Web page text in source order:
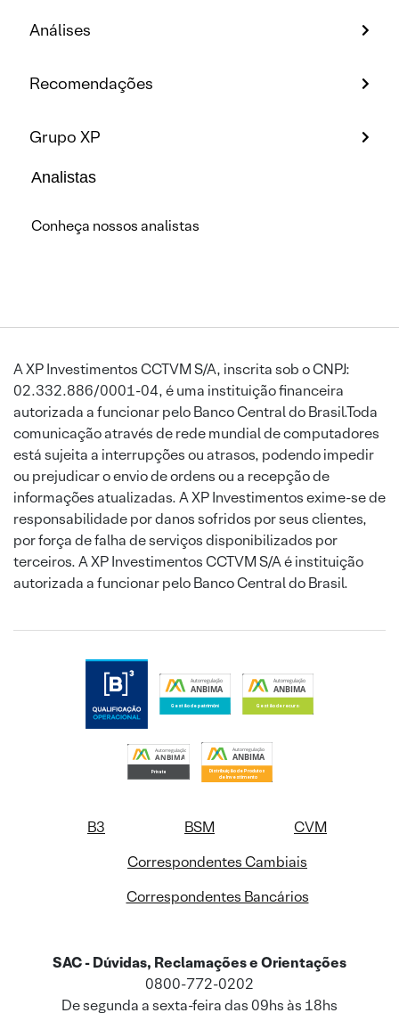
Análises
Recomendações
Grupo XP
Analistas
Conheça nossos analistas
A XP Investimentos CCTVM S/A, inscrita sob o CNPJ:
02.332.886/0001-04, é uma instituição financeira
autorizada a funcionar pelo Banco Central do Brasil.Toda
comunicação através de rede mundial de computadores
está sujeita a interrupções ou atrasos, podendo impedir
ou prejudicar o envio de ordens ou a recepção de
informações atualizadas. A XP Investimentos exime-se de
responsabilidade por danos sofridos por seus clientes,
por força de falha de serviços disponibilizados por
terceiros. A XP Investimentos CCTVM S/A é instituição
autorizada a funcionar pelo Banco Central do Brasil.
B3 BSM
CVM
Correspondentes Cambiais
Correspondentes Bancários
SAC - Dúvidas, Reclamações e Orientações
0800-772-0202
De segunda a sexta-feira das 09hs às 18hs